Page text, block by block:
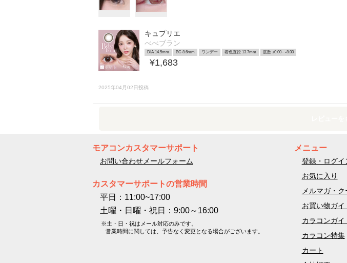
キュプリエ
べべブラン
DIA 14.5mm BC 8.6mm ワンデー 着色直径 13.7mm 度数 ±0.00~ -8.00
¥1,683
2025年04月02日投稿
モアコンカスタマーサポート
お問い合わせメールフォーム
カスタマーサポートの営業時間
平日：11:00~17:00
土曜・日曜・祝日：9:00～16:00
※土・日・祝はメール対応のみです。
営業時間に関しては、予告なく変更となる場合がございます。
メニュー
登録・ログイ
お気に入り
メルマガ・ク
お買い物ガイ
カラコンガイ
カラコン特集
カート